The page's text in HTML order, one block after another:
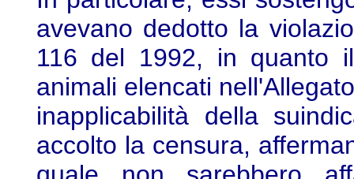
avevano dedotto la
116 del 1992, in quanto
animali elencati
inapplicabilità della
accolto la censura,